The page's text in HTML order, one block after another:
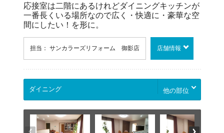
応接室は二階にあるけれどダイニングキッチンが
一番長くいる場所なので広く・快適に・豪華な空
間にしたい！を形に。
担当： サンカラーズリフォーム 御影店 店舗情報
他の部位